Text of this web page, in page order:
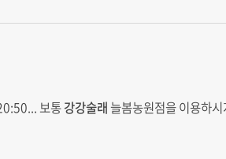
보통강강술래늘봄농원점을 이용하